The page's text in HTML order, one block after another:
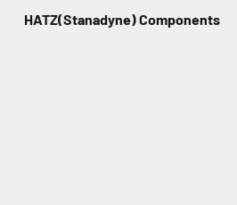
HATZ(Stanadyne) Components